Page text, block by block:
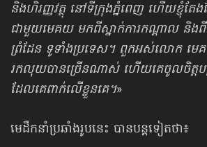
និងហិរញ្ញវត្ថុ នៅទីក្រុងភ្នំពេញ ហើយខ្ញុំតែង
ជាមួយមេគយ មកពីស្នាក់ការកណ្តាល និង
ព្រំដែន ទូទាំងប្រទេស។ ពួកអស់លោក មេ
រកលុយបានច្រើនណាស់ ហើយគេចូលចិត្តបង្ហ
ដែលគេពាក់លើខ្លួនគេ។»
មេដឹកនាំប្រឆាំងរូបនេះ បានបន្តទៀតថា៖